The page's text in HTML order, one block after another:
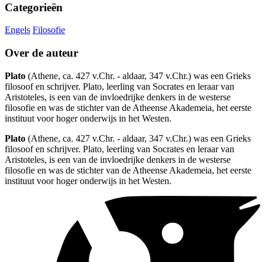
Categorieën
Engels Filosofie
Over de auteur
Plato (Athene, ca. 427 v.Chr. - aldaar, 347 v.Chr.) was een Grieks
filosoof en schrijver. Plato, leerling van Socrates en leraar van
Aristoteles, is een van de invloedrijke denkers in de westerse
filosofie en was de stichter van de Atheense Akademeia, het eerste
instituut voor hoger onderwijs in het Westen.
Plato (Athene, ca. 427 v.Chr. - aldaar, 347 v.Chr.) was een Grieks
filosoof en schrijver. Plato, leerling van Socrates en leraar van
Aristoteles, is een van de invloedrijke denkers in de westerse
filosofie en was de stichter van de Atheense Akademeia, het eerste
instituut voor hoger onderwijs in het Westen.